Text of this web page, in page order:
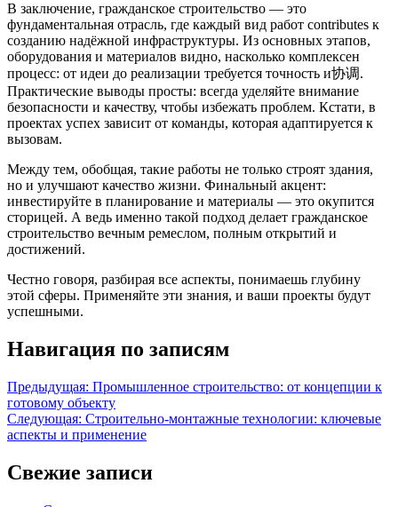
В заключение, гражданское строительство — это
фундаментальная отрасль, где каждый вид работ contributes к
созданию надёжной инфраструктуры. Из основных этапов,
оборудования и материалов видно, насколько комплексен
процесс: от идеи до реализации требуется точность и协调.
Практические выводы просты: всегда уделяйте внимание
безопасности и качеству, чтобы избежать проблем. Кстати, в
проектах успех зависит от команды, которая адаптируется к
вызовам.
Между тем, обобщая, такие работы не только строят здания,
но и улучшают качество жизни. Финальный акцент:
инвестируйте в планирование и материалы — это окупится
сторицей. А ведь именно такой подход делает гражданское
строительство вечным ремеслом, полным открытий и
достижений.
Честно говоря, разбирая все аспекты, понимаешь глубину
этой сферы. Применяйте эти знания, и ваши проекты будут
успешными.
Навигация по записям
Предыдущая: Промышленное строительство: от концепции к
готовому объекту
Следующая: Строительно-монтажные технологии: ключевые
аспекты и применение
Свежие записи